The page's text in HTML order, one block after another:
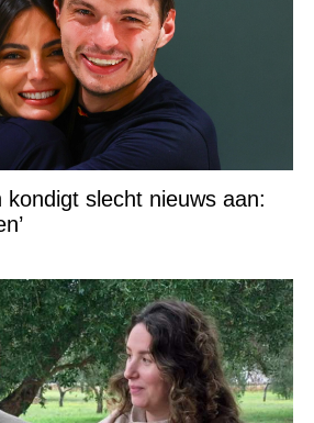
kondigt slecht nieuws aan: